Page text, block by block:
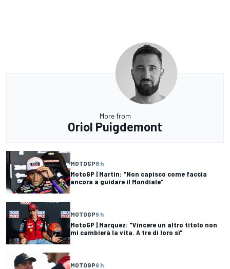
More from
Oriol Puigdemont
MOTOGP8 h
MotoGP | Martin: "Non capisco come faccia
ancora a guidare il Mondiale"
MOTOGP9 h
MotoGP | Marquez: "Vincere un altro titolo non
mi cambierà la vita. A tre di loro sì"
MOTOGP9 h